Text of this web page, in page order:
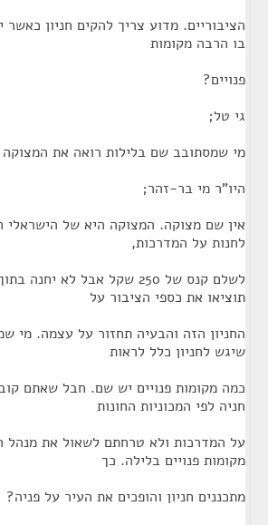
הציבוריים. מדוע צריך להקים חניון
בו הרבה מקומות
פנויים?
גי טל;
מי שמסתובב שם בלילות רואה את
היו"ר מי בר-זהר;
אין שם מצוקה. המצוקה היא של הישראלי
לחנות על המדרכות,
לשלם קנס של 250 שקל אבל לא
תוציאו את כספי הציבור על
החניון הזה והבעיה תחזור על עצמה. מי
שיגש לחניון כלל לראות
כמה מקומות פנויים יש שם. חבל שאתם
חניה לפי המכוניות החונות
על המדרכות ולא טרחתם לשאול את מנהל
מקומות פנויים בלילה. כך
מתכננים חניון והופכים את העיר על פניה?